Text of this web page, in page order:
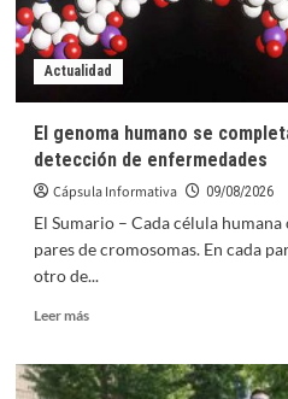
G
en
su
Actualidad
El genoma humano se
detección de enfermedades
Cápsula Informativa 09/08/2026
El Sumario – Cada célula
pares de cromosomas. En cada
otro de...
Leer másLeer
El